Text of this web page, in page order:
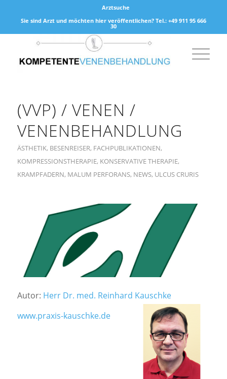
Arztsuche
Sie sind Arzt und möchten hier veröffentlichen? Tel.: +49 911 95 666
30
(VVP) / VENEN /
VENENBEHANDLUNG
ÄSTHETIK, BESENREISER, FACHPUBLIKATIONEN,
KOMPRESSIONSTHERAPIE, KONSERVATIVE THERAPIE,
KRAMPFADERN, MALUM PERFORANS, NEWS, ULCUS CRURIS
Autor: Herr Dr. med. Reinhard Kauschke
www.praxis-kauschke.de